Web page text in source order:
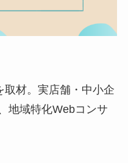
取材。実店舗・中小企
地域特化Webコンサ